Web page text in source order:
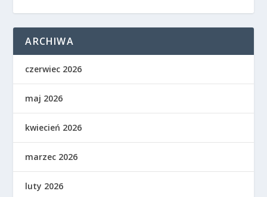
ARCHIWA
czerwiec 2026
maj 2026
kwiecień 2026
marzec 2026
luty 2026